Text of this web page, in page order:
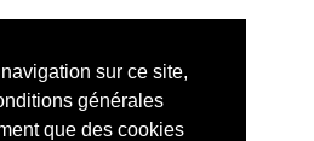
sur ce site,
générales
que des cookies